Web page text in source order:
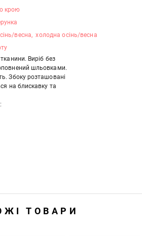
крою
весна, холодна осінь/весна
Виріб без
шльовками.
Збоку розташовані
на блискавку та
ТОВАРИ